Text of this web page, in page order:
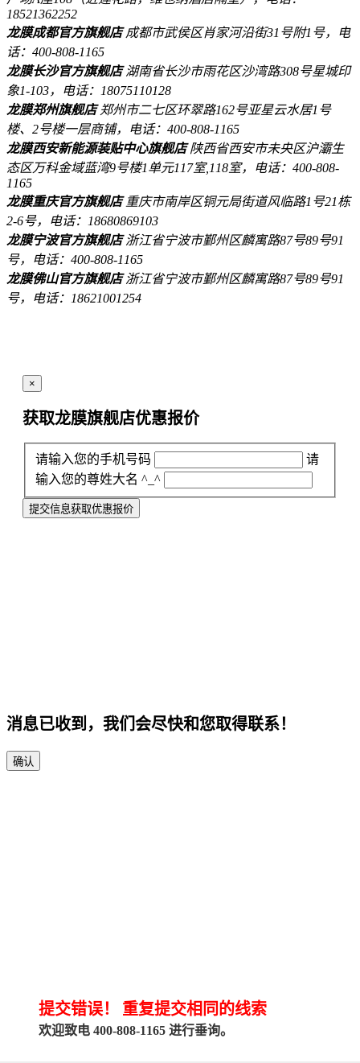
18521362252
龙膜成都官方旗舰店成都市武侯区肖家河沿街31号附1号，电
话：400-808-1165
龙膜长沙官方旗舰店湖南省长沙市雨花区沙湾路308号星城印
象1-103，电话：18075110128
龙膜郑州旗舰店郑州市二七区环翠路162号亚星云水居1号
楼、2号楼一层商铺，电话：400-808-1165
龙膜西安新能源装贴中心旗舰店陕西省西安市未央区沪灞生
态区万科金域蓝湾9号楼1单元117室,118室，电话：400-808-
1165
龙膜重庆官方旗舰店重庆市南岸区铜元局街道风临路1号21栋
2-6号，电话：18680869103
龙膜宁波官方旗舰店浙江省宁波市鄞州区麟寓路87号89号91
号，电话：400-808-1165
龙膜佛山官方旗舰店浙江省宁波市鄞州区麟寓路87号89号91
号，电话：18621001254
×
获取龙膜旗舰店优惠报价
请输入您的手机号码
请
输入您的尊姓大名 ^_^
提交信息获取优惠报价
消息已收到，我们会尽快和您取得联系！
确认
提交错误！ 重复提交相同的线索
欢迎致电 400-808-1165 进行垂询。